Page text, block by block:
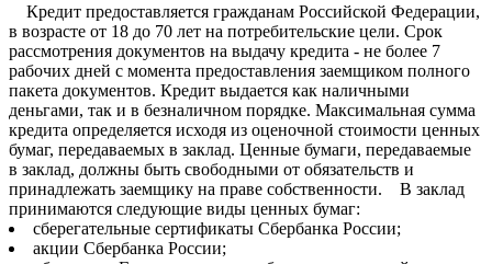
Кредит предоставляется гражданам Российской Федерации,
в возрасте от 18 до 70 лет на потребительские цели. Срок
рассмотрения документов на выдачу кредита - не более 7
рабочих дней с момента предоставления заемщиком полного
пакета документов. Кредит выдается как наличными
деньгами, так и в безналичном порядке. Максимальная сумма
кредита определяется исходя из оценочной стоимости ценных
бумаг, передаваемых в заклад. Ценные бумаги, передаваемые
в заклад, должны быть свободными от обязательств и
принадлежать заемщику на праве собственности. В заклад
принимаются следующие виды ценных бумаг:
сберегательные сертификаты Сбербанка России;
акции Сбербанка России;